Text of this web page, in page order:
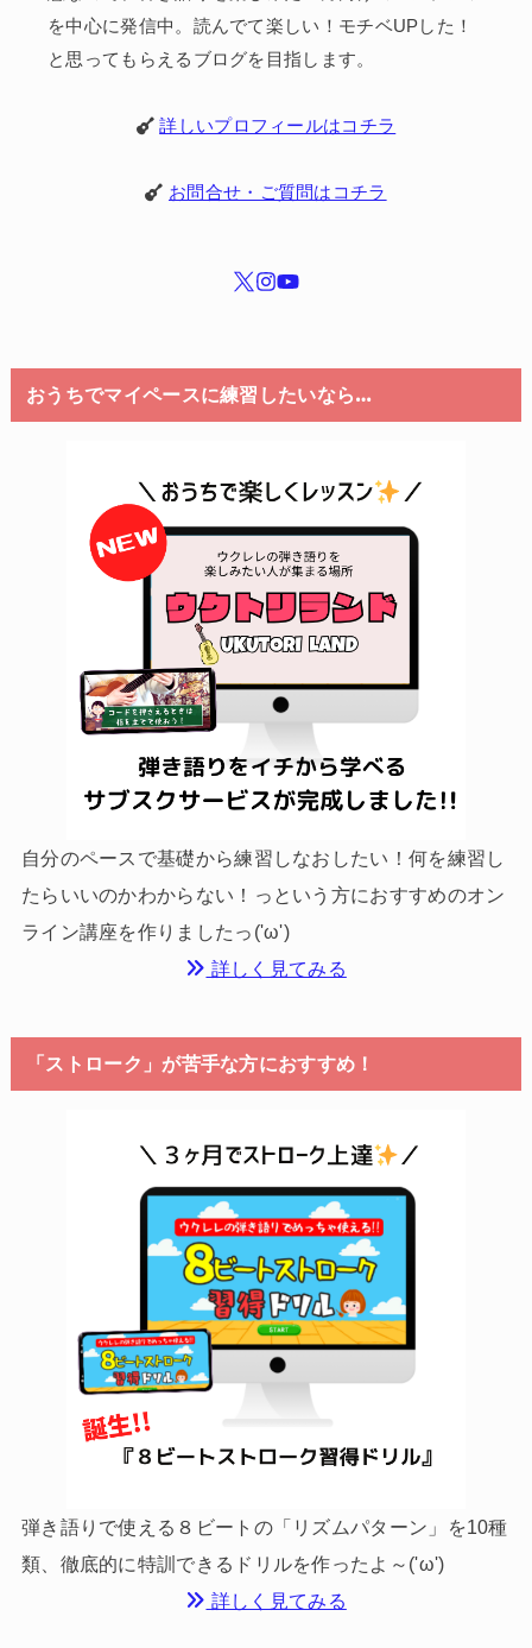
を中心に発信中。読んでて楽しい！モチベUPした！
と思ってもらえるブログを目指します。
詳しいプロフィールはコチラ
お問合せ・ご質問はコチラ
おうちでマイペースに練習したいなら…
自分のペースで基礎から練習しなおしたい！何を練習し
たらいいのかわからない！っという方におすすめのオン
ライン講座を作りましたっ('ω')
詳しく見てみる
「ストローク」が苦手な方におすすめ！
弾き語りで使える８ビートの「リズムパターン」を10種
類、徹底的に特訓できるドリルを作ったよ～('ω')
詳しく見てみる